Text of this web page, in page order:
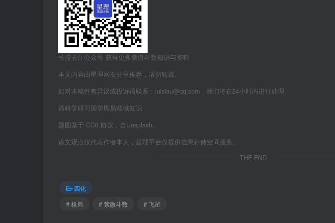
长按关注公众号 获得更多紫微斗数知识与资料
本文内容由星理网友分享推荐，请勿转载。
如对本稿件有异议或投诉请联系：luislau@qq.com，我们将在24小时内进行处理。
请科学研习国学周易领域知识
题图基于 CC0 协议，自Unsplash。
该文观点仅代表作者本人，星理平台仅提供信息存储空间服务。
THE END
四化
# 格局
# 紫微斗数 # 飞星